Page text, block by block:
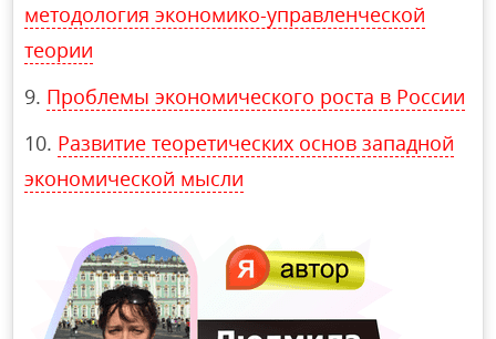
методология экономико-управленческой
теории
Проблемы экономического роста в России
Развитие теоретических основ западной
экономической мысли